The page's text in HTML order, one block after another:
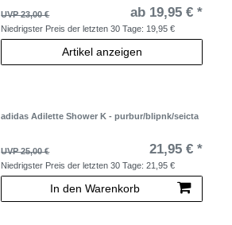
UVP 23,00 € ab 19,95 € *
Niedrigster Preis der letzten 30 Tage: 19,95 €
Artikel anzeigen
adidas Adilette Shower K - purbur/blipnk/seicta
UVP 25,00 € 21,95 € *
Niedrigster Preis der letzten 30 Tage:21,95 €
In den Warenkorb